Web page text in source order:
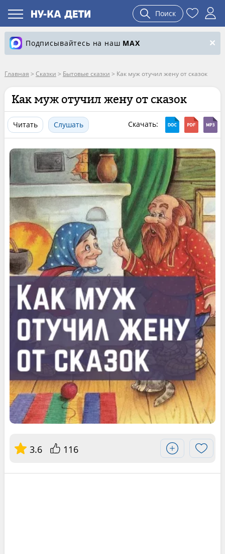
Поиск
Подписывайтесь на наш MAX
Главная > Сказки > Бытовые сказки > Как муж отучил жену от сказок
Как муж отучил жену от сказок
Читать Слушать Скачать:
3.6 116